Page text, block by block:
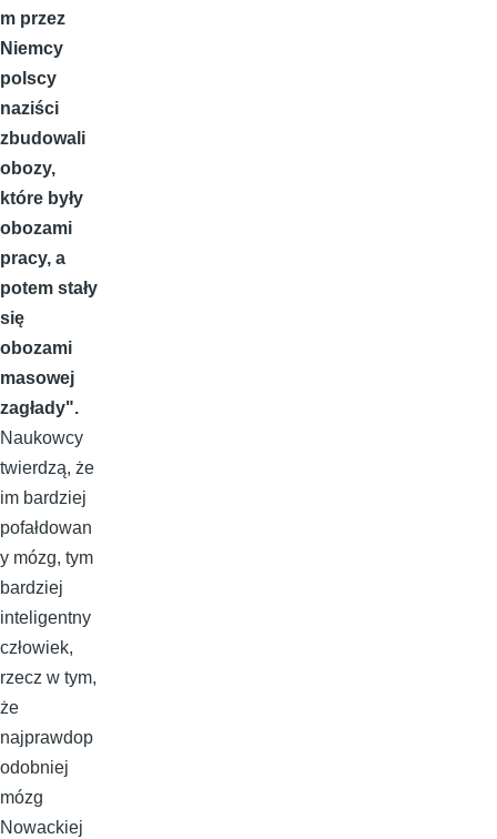
m przez
Niemcy
polscy
naziści
zbudowali
obozy,
które były
obozami
pracy, a
potem stały
się
obozami
masowej
zagłady".
Naukowcy
twierdzą, że
im bardziej
pofałdowan
y mózg, tym
bardziej
inteligentny
człowiek,
rzecz w tym,
że
najprawdop
odobniej
mózg
Nowackiej